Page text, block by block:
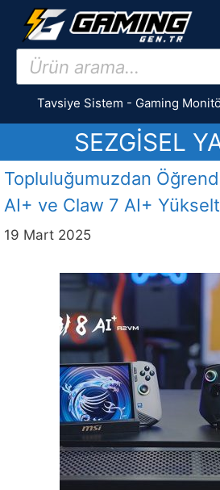
İçeriğe
Products
search
Tavsiye Sistem - Gaming
SEZGISEL
Topluluğumuzdan
AI+ ve Claw 7 AI+
19 Mart 2025